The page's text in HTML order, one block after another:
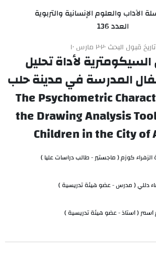
الآداب والعلوم الإنسانية والتربوية
العدد 136
تاريخ قبول البحث ٢٠٢٠ مارس ١٠
لأداة تحليل
المدرسة في مدينة حلب
The Psychometric
the Drawing Analysis
Children in the City of
كوزم ( ماجستير - طالب دراسات عليا )
دللي ( مدرس - عضو هيئة تدريسية )
أسمر ( أستاذ - عضو هيئة تدريسية )